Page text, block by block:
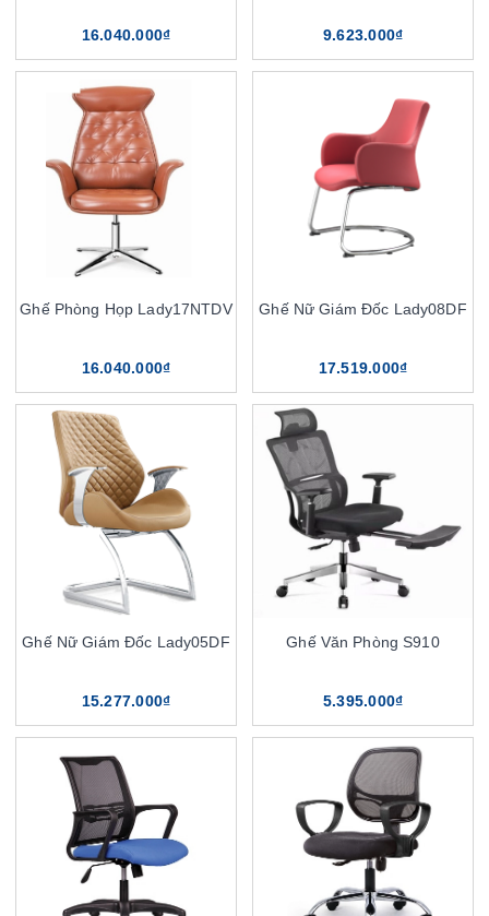
16.040.000₫ 9.623.000₫
Ghế Phòng Họp Lady17NTDV
16.040.000₫
Ghế Nữ Giám Đốc Lady08DF
17.519.000₫
Ghế Nữ Giám Đốc Lady05DF
15.277.000₫
Ghế Văn Phòng S910
5.395.000₫